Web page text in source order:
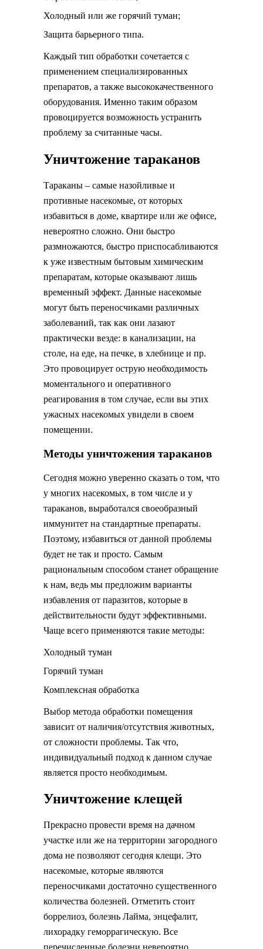
Холодный или же горячий туман;
Защита барьерного типа.
Каждый тип обработки сочетается с
применением специализированных
препаратов, а также высококачественного
оборудования. Именно таким образом
провоцируется возможность устранить
проблему за считанные часы.
Уничтожение тараканов
Тараканы – самые назойливые и
противные насекомые, от которых
избавиться в доме, квартире или же офисе,
невероятно сложно. Они быстро
размножаются, быстро приспосабливаются
к уже известным бытовым химическим
препаратам, которые оказывают лишь
временный эффект. Данные насекомые
могут быть переносчиками различных
заболеваний, так как они лазают
практически везде: в канализации, на
столе, на еде, на печке, в хлебнице и пр.
Это провоцирует острую необходимость
моментального и оперативного
реагирования в том случае, если вы этих
ужасных насекомых увидели в своем
помещении.
Методы уничтожения тараканов
Сегодня можно уверенно сказать о том, что
у многих насекомых, в том числе и у
тараканов, выработался своеобразный
иммунитет на стандартные препараты.
Поэтому, избавиться от данной проблемы
будет не так и просто. Самым
рациональным способом станет обращение
к нам, ведь мы предложим варианты
избавления от паразитов, которые в
действительности будут эффективными.
Чаще всего применяются такие методы:
Холодный туман
Горячий туман
Комплексная обработка
Выбор метода обработки помещения
зависит от наличия/отсутствия животных,
от сложности проблемы. Так что,
индивидуальный подход к данном случае
является просто необходимым.
Уничтожение клещей
Прекрасно провести время на дачном
участке или же на территории загородного
дома не позволяют сегодня клещи. Это
насекомые, которые являются
переносчиками достаточно существенного
количества болезней. Отметить стоит
боррелиоз, болезнь Лайма, энцефалит,
лихорадку геморрагическую. Все